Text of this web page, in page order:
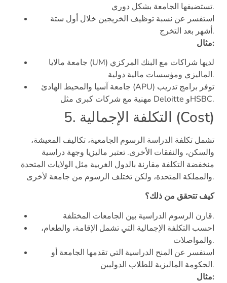
تستضيفها الجامعة بشكل دوري.
استفسر عن نسبة توظيف الخريجين خلال أول ستة
أشهر بعد التخرج.
مثال:
جامعة مالايا (UM) لديها شراكات مع البنك المركزي
الماليزي ومؤسسات مالية دولية.
جامعة آسيا والمحيط الهادئ (APU) توفر برامج تدريب
مهنية مع شركات كبرى مثل Deloitte وHSBC.
5. التكلفة الإجمالية (Cost)
تشمل تكلفة الدراسة الرسوم الجامعية، تكاليف المعيشة،
والسكن، والنفقات الأخرى. تعتبر ماليزيا وجهة دراسية
منخفضة التكلفة مقارنة بالدول الغربية مثل الولايات المتحدة
والمملكة المتحدة، ولكن تختلف الرسوم من جامعة لأخرى.
كيف تتحقق من ذلك؟
قارن الرسوم الدراسية بين الجامعات المختلفة.
احسب التكلفة الإجمالية التي تشمل الإقامة، والطعام،
والمواصلات.
استفسر عن المنح الدراسية التي تقدمها الجامعة أو
الحكومة الماليزية للطلاب الدوليين.
مثال: